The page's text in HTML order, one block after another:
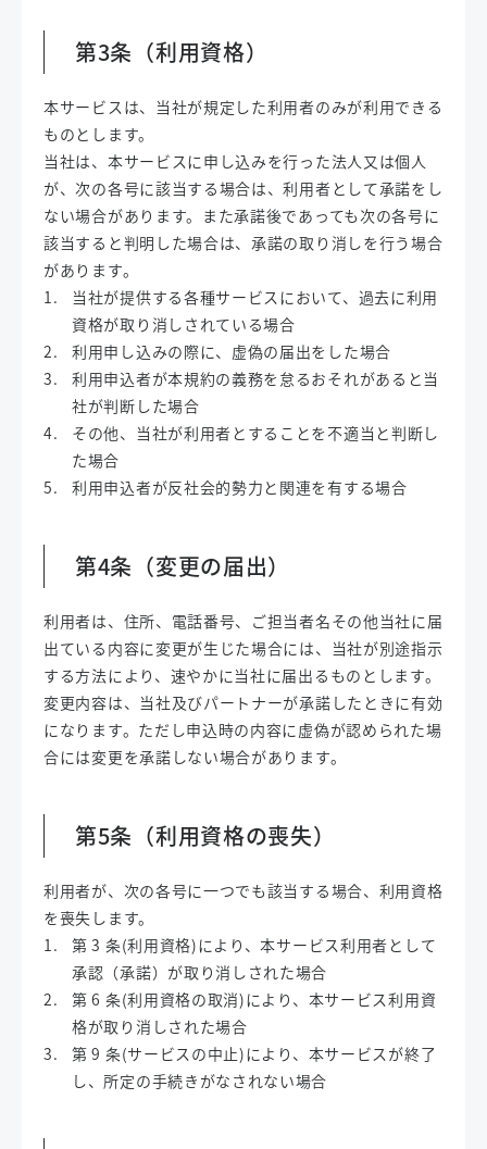
第3条（利用資格）
本サービスは、当社が規定した利用者のみが利用できる
ものとします。
当社は、本サービスに申し込みを行った法人又は個人
が、次の各号に該当する場合は、利用者として承諾をし
ない場合があります。また承諾後であっても次の各号に
該当すると判明した場合は、承諾の取り消しを行う場合
があります。
当社が提供する各種サービスにおいて、過去に利用
資格が取り消しされている場合
利用申し込みの際に、虚偽の届出をした場合
利用申込者が本規約の義務を怠るおそれがあると当
社が判断した場合
その他、当社が利用者とすることを不適当と判断し
た場合
利用申込者が反社会的勢力と関連を有する場合
第4条（変更の届出）
利用者は、住所、電話番号、ご担当者名その他当社に届
出ている内容に変更が生じた場合には、当社が別途指示
する方法により、速やかに当社に届出るものとします。
変更内容は、当社及びパートナーが承諾したときに有効
になります。ただし申込時の内容に虚偽が認められた場
合には変更を承諾しない場合があります。
第5条（利用資格の喪失）
利用者が、次の各号に一つでも該当する場合、利用資格
を喪失します。
第 3 条(利用資格)により、本サービス利用者として
承認（承諾）が取り消しされた場合
第 6 条(利用資格の取消)により、本サービス利用資
格が取り消しされた場合
第 9 条(サービスの中止)により、本サービスが終了
し、所定の手続きがなされない場合